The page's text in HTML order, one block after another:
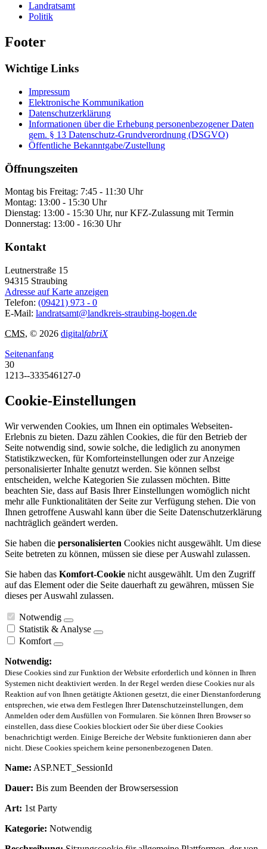
Landratsamt
Politik
Footer
Wichtige Links
Impressum
Elektronische Kommunikation
Datenschutzerklärung
Informationen über die Erhebung personenbezogener Daten
gem. § 13 Datenschutz-Grundverordnung (DSGVO)
Öffentliche Bekanntgabe/Zustellung
Öffnungszeiten
Montag bis Freitag: 7:45 - 11:30 Uhr
Montag: 13:00 - 15:30 Uhr
Dienstag: 13:00 - 15:30 Uhr, nur KFZ-Zulassung mit Termin
Donnerstag: 13:00 - 16:30 Uhr
Kontakt
Leutnerstraße 15
94315 Straubing
Adresse auf Karte anzeigen
Telefon: (09421) 973 - 0
E-Mail: landratsamt@landkreis-straubing-bogen.de
CMS, © 2026 digitalfabriX
Seitenanfang
30
1213--333546127-0
Cookie-Einstellungen
Wir verwenden Cookies, um Ihnen ein optimales Webseiten-
Erlebnis zu bieten. Dazu zählen Cookies, die für den Betrieb der
Seite notwendig sind, sowie solche, die lediglich zu anonymen
Statistikzwecken, für Komforteinstellungen oder zur Anzeige
personalisierter Inhalte genutzt werden. Sie können selbst
entscheiden, welche Kategorien Sie zulassen möchten. Bitte
beachten Sie, dass auf Basis Ihrer Einstellungen womöglich nicht
mehr alle Funktionalitäten der Seite zur Verfügung stehen. Die von
Ihnen getroffene Auswahl kann über die Seite Datenschutzerklärung
nachträglich geändert werden.
Sie haben die personalisierten Cookies nicht ausgewählt. Um diese
Seite betreten zu können, müssen sie diese per Auswahl zulassen.
Sie haben das Komfort-Cookie nicht ausgewählt. Um den Zugriff
auf das Element oder die Seite dauerhaft zu gewähren, müssen Sie
dieses per Auswahl zulassen.
Notwendig
Statistik & Analyse
Komfort
Notwendig:
Diese Cookies sind zur Funktion der Website erforderlich und können in Ihren
Systemen nicht deaktiviert werden. In der Regel werden diese Cookies nur als
Reaktion auf von Ihnen getätigte Aktionen gesetzt, die einer Dienstanforderung
entsprechen, wie etwa dem Festlegen Ihrer Datenschutzeinstellungen, dem
Anmelden oder dem Ausfüllen von Formularen. Sie können Ihren Browser so
einstellen, dass diese Cookies blockiert oder Sie über diese Cookies
benachrichtigt werden. Einige Bereiche der Website funktionieren dann aber
nicht. Diese Cookies speichern keine personenbezogenen Daten.
Name: ASP.NET_SessionId
Dauer: Bis zum Beenden der Browsersession
Art: 1st Party
Kategorie: Notwendig